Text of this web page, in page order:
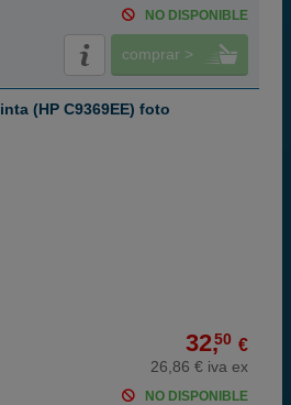
NO DISPONIBLE
comprar >
(HP C9369EE) foto
32,50 €
26,86 € iva ex
NO DISPONIBLE